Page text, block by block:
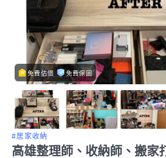
免費估價 免費保固
#居家收納
高雄整理師、收納師、搬家